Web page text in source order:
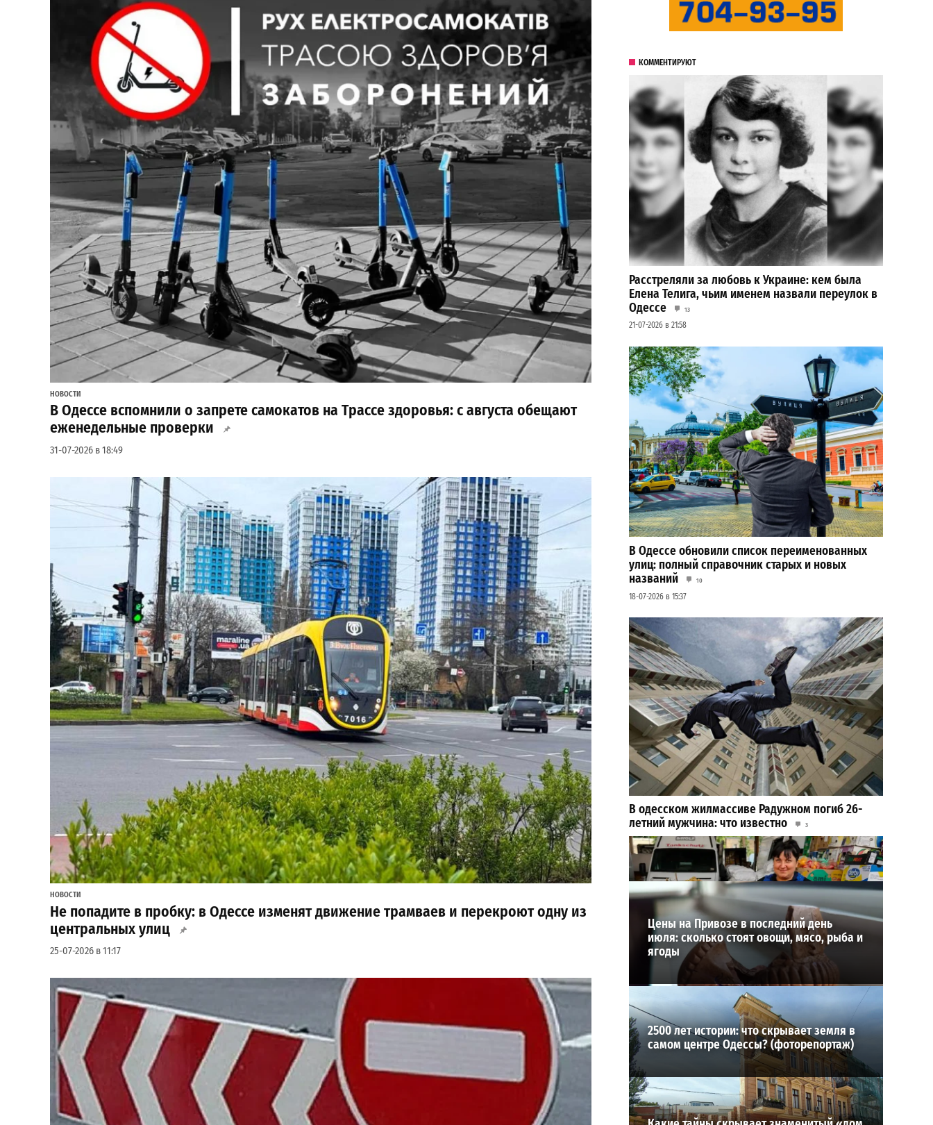
НОВОСТИ
В Одессе вспомнили о запрете самокатов на Трассе здоровья: с августа обещают
еженедельные проверки
31-07-2026 в 18:49
НОВОСТИ
Не попадите в пробку: в Одессе изменят движение трамваев и перекроют одну из
центральных улиц
25-07-2026 в 11:17
КОММЕНТИРУЮТ
Расстреляли за любовь к Украине: кем была
Елена Телига, чьим именем назвали переулок в
Одессе
13
21-07-2026 в 21:58
В Одессе обновили список переименованных
улиц: полный справочник старых и новых
названий
10
18-07-2026 в 15:37
В одесском жилмассиве Радужном погиб 26-
летний мужчина: что известно
3
27-07-2026 в 13:47
ВИБОР РЕДАКЦИИ
Цены на Привозе в последний день
июля: сколько стоят овощи, мясо, рыба и
ягоды
2500 лет истории: что скрывает земля в
самом центре Одессы? (фоторепортаж)